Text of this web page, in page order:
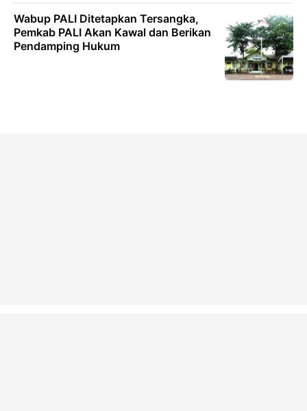
Wabup PALI Ditetapkan Tersangka,
Pemkab PALI Akan Kawal dan Berikan
Pendamping Hukum